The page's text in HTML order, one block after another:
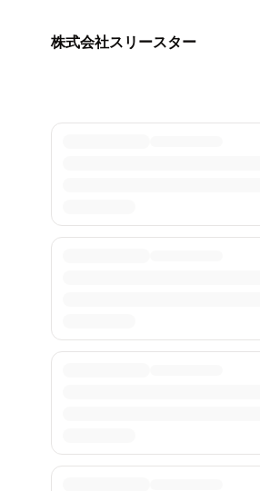
株式会社スリースター